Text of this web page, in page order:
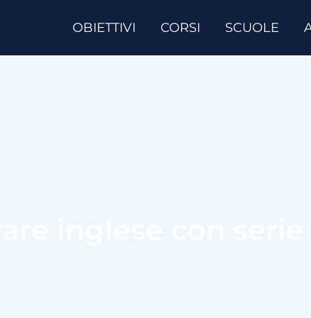
OBIETTIVI CORSI SCUOLE